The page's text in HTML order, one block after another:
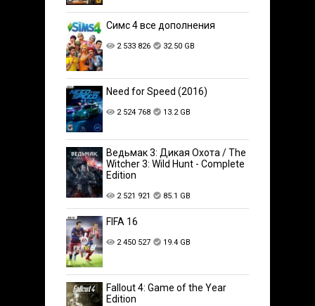
Симс 4 все дополнения
2 533 826 32.50 GB
Need for Speed (2016)
2 524 768 13.2 GB
Ведьмак 3: Дикая Охота / The
Witcher 3: Wild Hunt - Complete
Edition
2 521 921 85.1 GB
FIFA 16
2 450 527 19.4 GB
Fallout 4: Game of the Year
Edition